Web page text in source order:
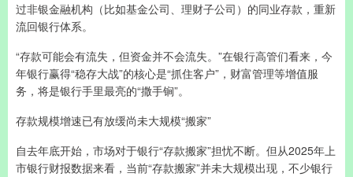
过非银金融机构（比如基金公司、理财子公司）的同业存款，重新
流回银行体系。
“存款可能会有流失，但资金并不会流失。”在银行高管们看来，今
年银行赢得“稳存大战”的核心是“抓住客户”，财富管理等增值服
务，将是银行手里最亮的“撒手锏”。
存款规模增速已有放缓尚未大规模“搬家”
自去年底开始，市场对于银行“存款搬家”担忧不断。但从2025年上
市银行财报数据来看，当前“存款搬家”并未大规模出现，不少银行